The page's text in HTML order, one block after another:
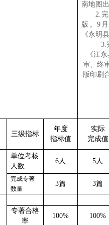
南地图
2.
版。9
《永明
3.
《江
审、终
版印刷
三级指标
年度
指标值
实际
完成值
单位考核
人数
6人 5人
完成专著
数量
3篇 3篇
专著合格
率
100% 100%